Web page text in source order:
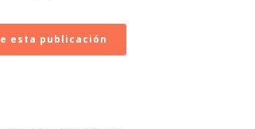
esta publicación